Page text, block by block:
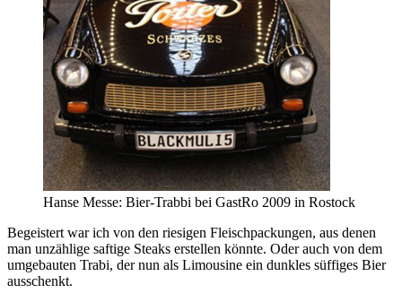
Hanse Messe: Bier-Trabbi bei GastRo 2009 in Rostock
Begeistert war ich von den riesigen Fleischpackungen, aus denen
man unzählige saftige Steaks erstellen könnte. Oder auch von dem
umgebauten Trabi, der nun als Limousine ein dunkles süffiges Bier
ausschenkt.